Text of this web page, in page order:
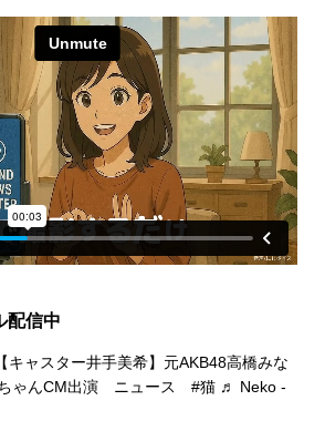
配信中
キャスター井手美希】元AKB48高橋みな
ゃんCM出演 ニュース #猫 ♬ Neko -